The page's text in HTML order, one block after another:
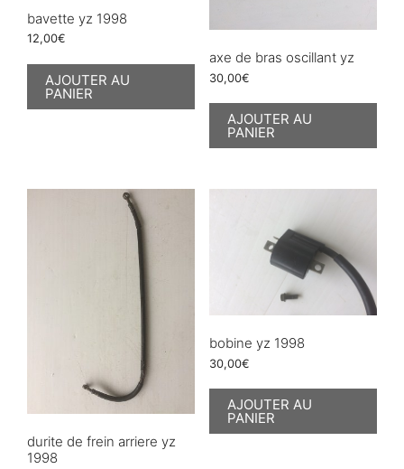
bavette yz 1998
12,00€
AJOUTER AU
PANIER
axe de bras oscillant yz
30,00€
AJOUTER AU
PANIER
durite de frein arriere yz
1998
bobine yz 1998
30,00€
AJOUTER AU
PANIER